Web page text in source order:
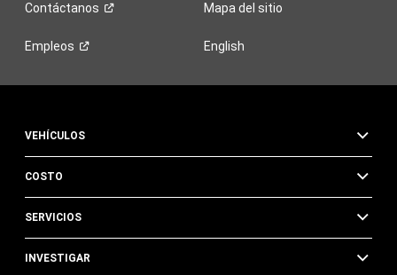
Contáctanos Mapa del sitio
Empleos English
VEHÍCULOS
COSTO
SERVICIOS
INVESTIGAR